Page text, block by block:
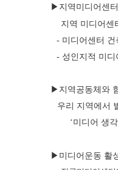
▶지역미디어센
지역 미디어
- 미디어센터 건
- 성인지적 미
▶지역공동체와
우리 지역에서
‘미디어 생
▶미디어운동 활